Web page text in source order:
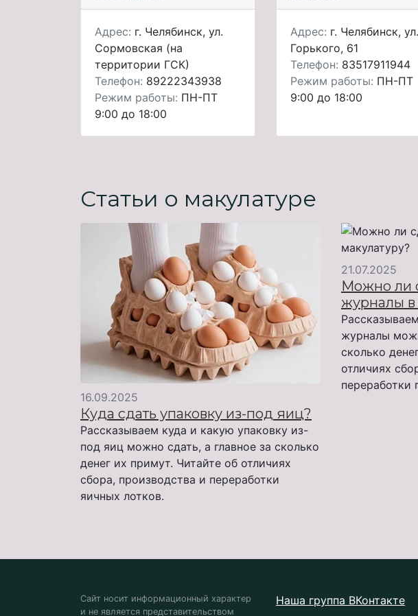
Адрес: г. Челябинск, ул.
Сормовская (на
территории ГСК)
Телефон: 89222343938
Режим работы: ПН-ПТ
9:00 до 18:00
Адрес: г. Челябинск, ул.
Горького, 61
Телефон: 83517911944
Режим работы: ПН-ПТ
9:00 до 18:00
Статьи о макулатуре
16.09.2025
Куда сдать упаковку из-под яиц?
Рассказываем куда и какую упаковку из-
под яиц можно сдать, а главное за сколько
денег их примут. Читайте об отличиях
сбора, производства и переработки
яичных лотков.
21.07.2025
Можно ли
журналы в
журналы
сколько
отличиях
переработки
Сайт носит информационный характер
и не является представительством
Наша группа ВКонтакте